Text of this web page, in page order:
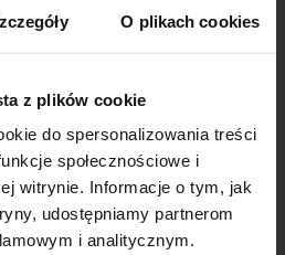
O plikach cookies
z plików cookie
do spersonalizowania treści
społecznościowe i
witrynie. Informacje o tym, jak
udostępniamy partnerom
i analitycznym.